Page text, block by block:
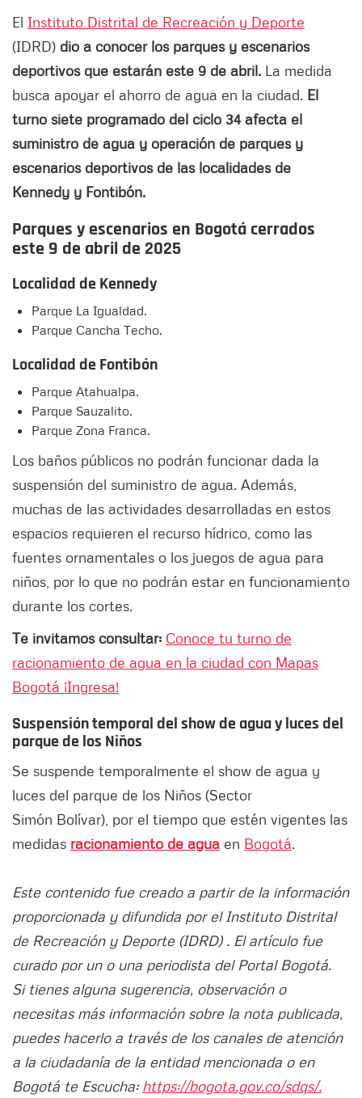
El Instituto Distrital de Recreación y Deporte
(IDRD) dio a conocer los parques y escenarios
deportivos que estarán este 9 de abril. La medida
busca apoyar el ahorro de agua en la ciudad. El
turno siete programado del ciclo 34 afecta el
suministro de agua y operación de parques y
escenarios deportivos de las localidades de
Kennedy y Fontibón.
Parques y escenarios en Bogotá cerrados
este 9 de abril de 2025
Localidad de Kennedy
Parque La Igualdad.
Parque Cancha Techo.
Localidad de Fontibón
Parque Atahualpa.
Parque Sauzalito.
Parque Zona Franca.
Los baños públicos no podrán funcionar dada la
suspensión del suministro de agua. Además,
muchas de las actividades desarrolladas en estos
espacios requieren el recurso hídrico, como las
fuentes ornamentales o los juegos de agua para
niños, por lo que no podrán estar en funcionamiento
durante los cortes.
Te invitamos consultar: Conoce tu turno de
racionamiento de agua en la ciudad con Mapas
Bogotá ¡Ingresa!
Suspensión temporal del show de agua y luces del
parque de los Niños
Se suspende temporalmente el show de agua y
luces del parque de los Niños (Sector
Simón Bolívar), por el tiempo que estén vigentes las
medidas racionamiento de agua en Bogotá.
Este contenido fue creado a partir de la información
proporcionada y difundida por el Instituto Distrital
de Recreación y Deporte (IDRD) . El artículo fue
curado por un o una periodista del Portal Bogotá.
Si tienes alguna sugerencia, observación o
necesitas más información sobre la nota publicada,
puedes hacerlo a través de los canales de atención
a la ciudadanía de la entidad mencionada o en
Bogotá te Escucha: https://bogota.gov.co/sdqs/.